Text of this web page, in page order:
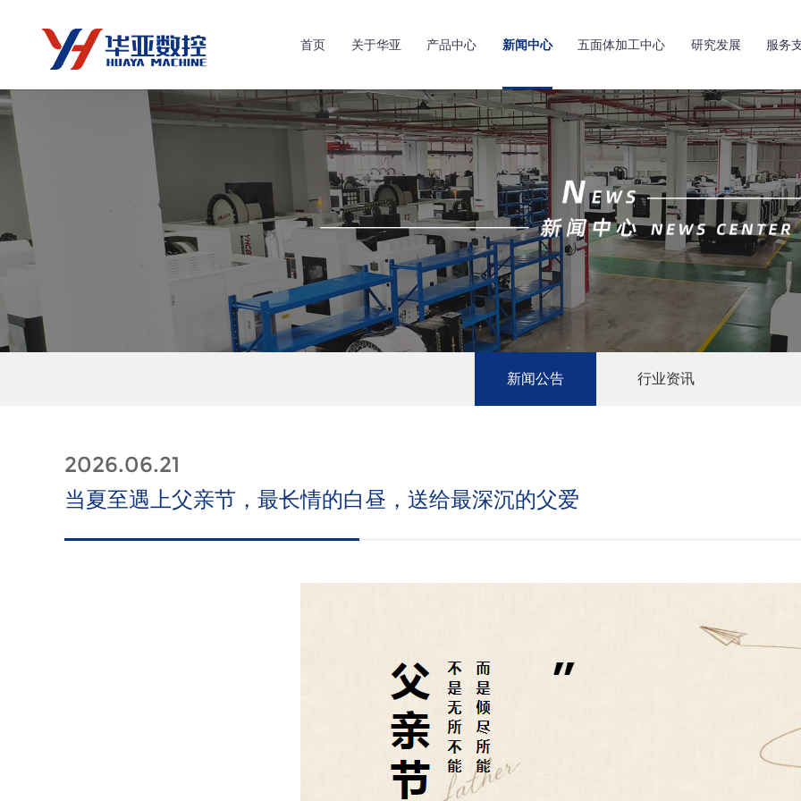
首页 关于华亚 产品中心 新闻中心 五面体加工中心 研究发展 服务
新闻公告 行业资讯
2026.06.21
当夏至遇上父亲节，最长情的白昼，送给最深沉的父爱